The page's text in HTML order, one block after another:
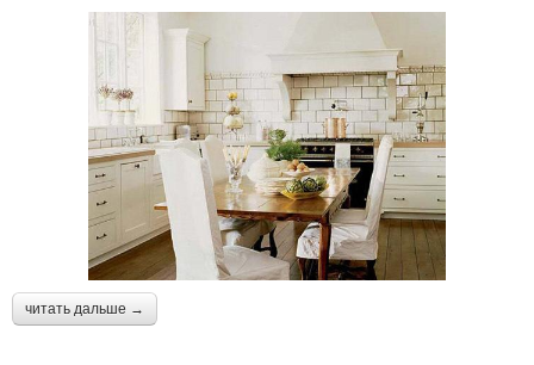
читать дальше →